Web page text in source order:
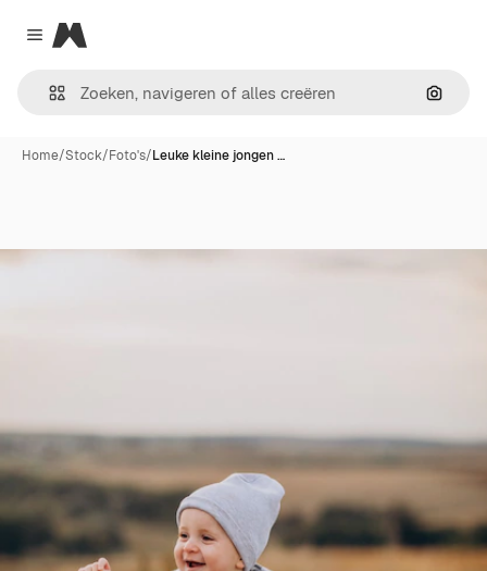
Close menu
Magnific
Home/Stock/Foto's/Leuke kleine jongen …